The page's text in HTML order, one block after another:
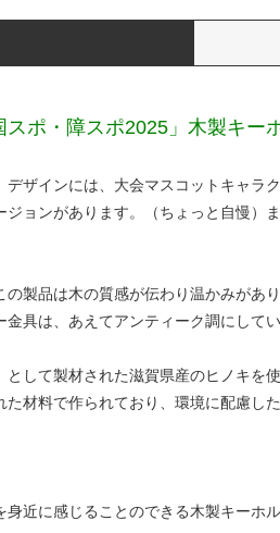
ポ・障スポ2025」木製キー
ザインには、大会マスコットキャラ
ョンがあります。（ちょっと自慢
製品は木の質感が伝わり温かみがあ
具は、あえてアンティーク調にして
して製材された滋賀県産のヒノキを
材料で作られており、環境に配慮し
近に感じることのできる木製キーホ